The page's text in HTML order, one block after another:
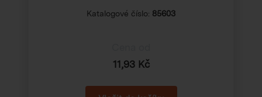
Katalogové číslo: 85603
11,93 Kč